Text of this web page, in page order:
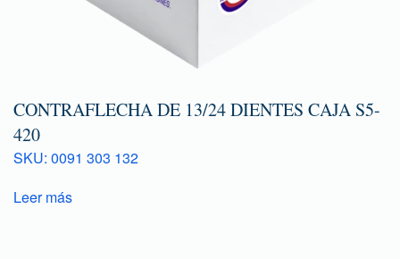
CONTRAFLECHA DE 13/24 DIENTES CAJA S5-
420
SKU: 0091 303 132
Leer más